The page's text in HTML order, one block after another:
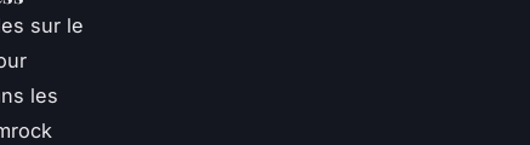
sur le
les